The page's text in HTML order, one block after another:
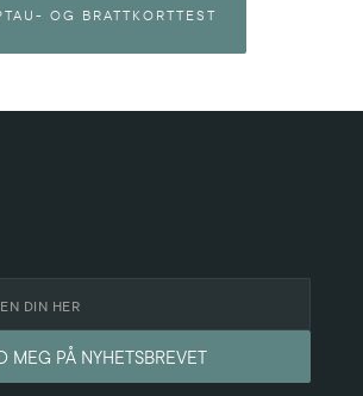
OG BRATTKORTTEST